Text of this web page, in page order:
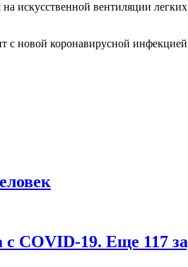
искусственной вентиляции
новой коронавирусной
COVID-19. Еще 117